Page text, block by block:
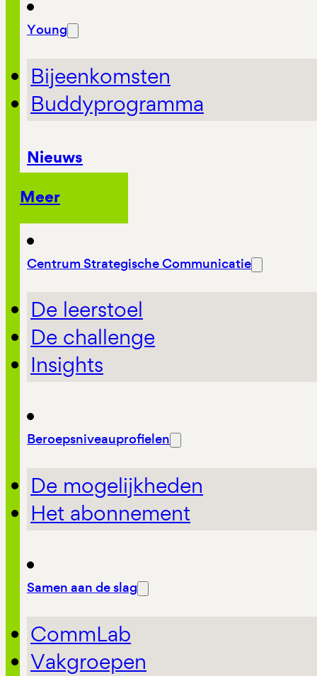
Young
Bijeenkomsten
Buddyprogramma
Nieuws
Meer
Centrum Strategische Communicatie
De leerstoel
De challenge
Insights
Beroepsniveauprofielen
De mogelijkheden
Het abonnement
Samen aan de slag
CommLab
Vakgroepen